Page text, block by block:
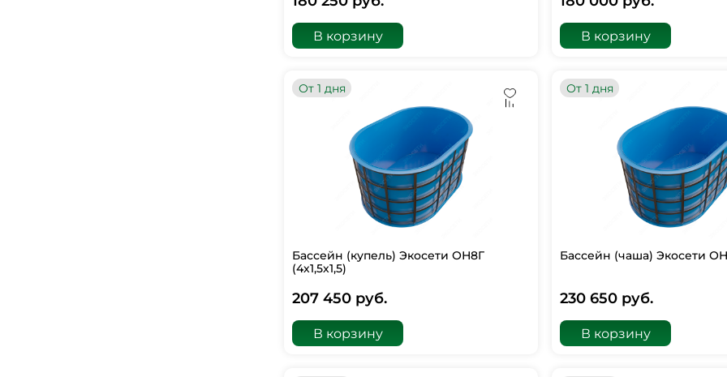
В корзину В корзину
От 1 дня
Бассейн (купель) Экосети ОН8Г
(4х1,5х1,5)
207 450 руб.
В корзину
От 1 дня
Бассейн (чаша) Экосети
230 650 руб.
В корзину